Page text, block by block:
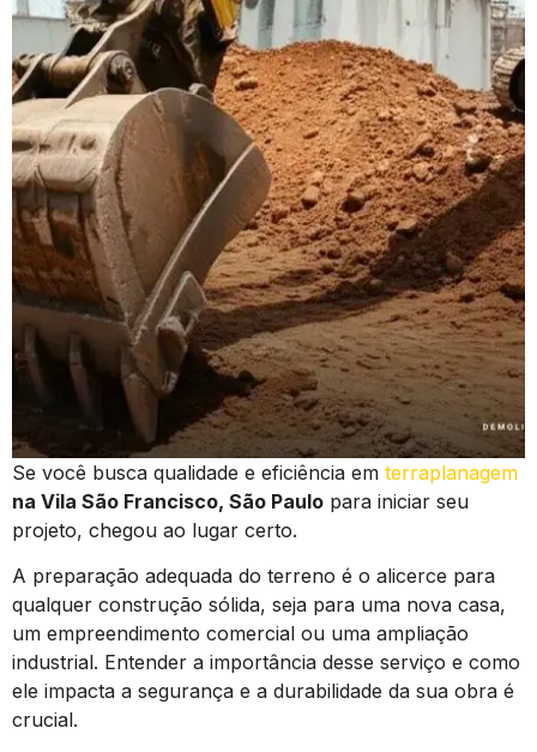
Se você busca qualidade e eficiência em terraplanagem
na Vila São Francisco, São Paulo para iniciar seu
projeto, chegou ao lugar certo.
A preparação adequada do terreno é o alicerce para
qualquer construção sólida, seja para uma nova casa,
um empreendimento comercial ou uma ampliação
industrial. Entender a importância desse serviço e como
ele impacta a segurança e a durabilidade da sua obra é
crucial.